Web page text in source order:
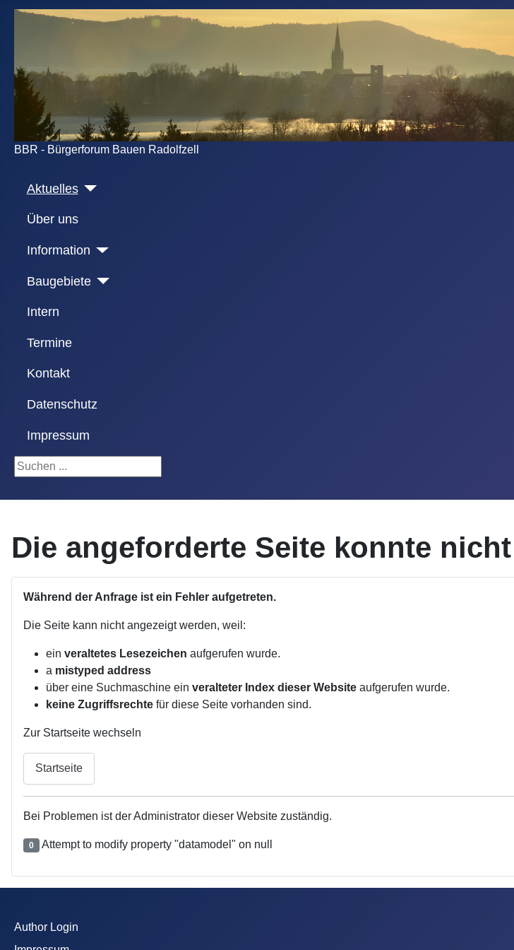
BBR - Bürgerforum Bauen Radolfzell
Aktuelles
Über uns
Information
Baugebiete
Intern
Termine
Kontakt
Datenschutz
Impressum
Suchen ...
Die angeforderte Seite konnte
Während der Anfrage ist ein Fehler aufgetreten.
Die Seite kann nicht angezeigt werden, weil:
ein veraltetes Lesezeichen aufgerufen wurde.
a mistyped address
über eine Suchmaschine ein veralteter Index dieser Website aufgerufen wurde.
keine Zugriffsrechte für diese Seite vorhanden sind.
Zur Startseite wechseln
Startseite
Bei Problemen ist der Administrator dieser Website zuständig.
0 Attempt to modify property "datamodel" on null
Author Login